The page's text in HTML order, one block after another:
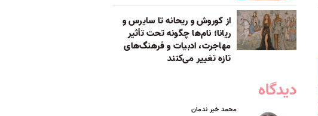
از کوروش و ریحانه تا سایرس و
ریانا؛ نام‌ها چگونه تحت تأثیر
مهاجرت، ادبیات و فرهنگ‌های
تازه تغییر می‌کنند
دیدگاه
محمد خیر ندمان